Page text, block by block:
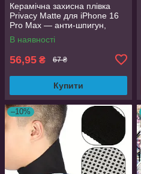
Керамічна захисна плівка
Privacy Matte для iPhone 16
Pro Max — анти-шпигун,
матова, Full Glue
В наявності
56,95 ₴ 67 ₴
Купити
–10%